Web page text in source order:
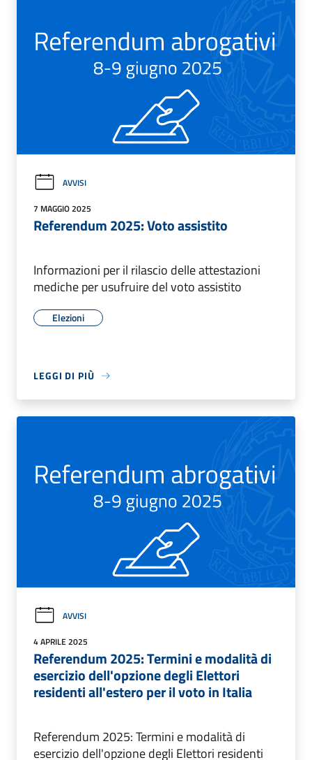
AVVISI
7 MAGGIO 2025
Referendum 2025: Voto assistito
Informazioni per il rilascio delle attestazioni
mediche per usufruire del voto assistito
Elezioni
LEGGI DI PIÙ
AVVISI
4 APRILE 2025
Referendum 2025: Termini e modalità di
esercizio dell'opzione degli Elettori
residenti all'estero per il voto in Italia
Referendum 2025: Termini e modalità di
esercizio dell'opzione degli Elettori residenti